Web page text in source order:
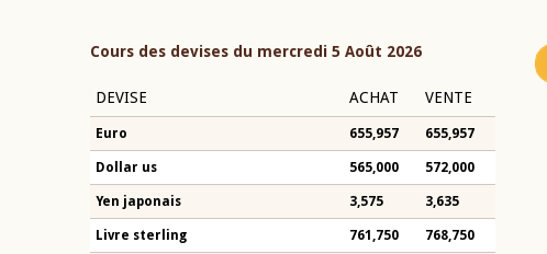
Cours des devises du mercredi 5 Août 2026
DEVISE ACHAT VENTE
Euro 655,957 655,957
Dollar us 565,000 572,000
Yen japonais 3,575 3,635
Livre sterling 761,750 768,750